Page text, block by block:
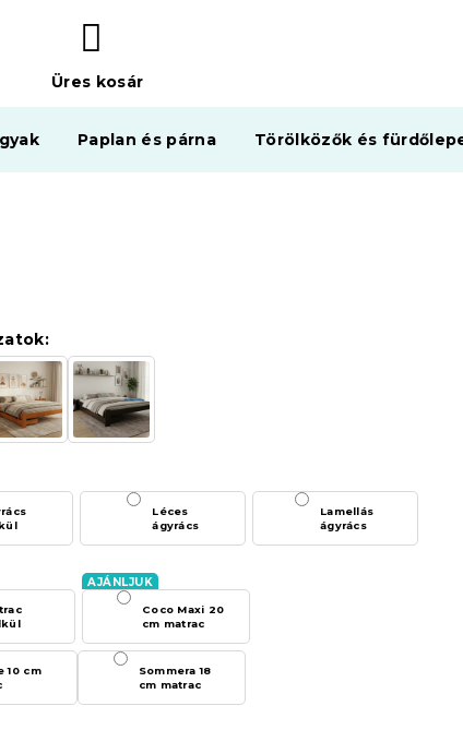
KOSÁR
Üres kosár
Paplan és párna Törölközők és
Léces
ágyrács
Lamellás
ágyrács
Coco Maxi 20
cm matrac
10 cm
Sommera 18
cm matrac